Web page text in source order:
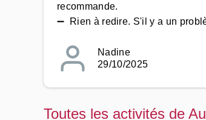
recommande.
➖ Rien à redire. S'il y a un
Nadine
29/10/2025
Toutes les activités de